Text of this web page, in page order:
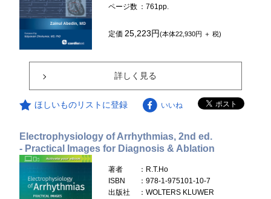
ページ数 ：761pp.
定価 25,223円(本体22,930円 ＋ 税)
詳しく見る
ほしいものリストに登録 いいね
Electrophysiology of Arrhythmias, 2nd ed.
- Practical Images for Diagnosis & Ablation
著者
：R.T.Ho
ISBN
：978-1-975101-10-7
出版社
：WOLTERS KLUWER